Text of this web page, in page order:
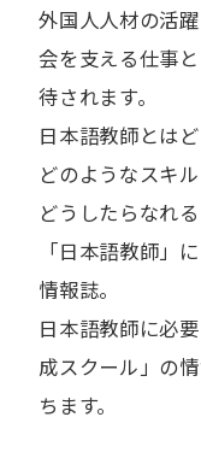
外国人人材の活
会を支える仕事
待されます。
日本語教師とは
どのようなスキ
どうしたらなれ
「日本語教師」
情報誌。
日本語教師に必
成スクール」の
ちます。